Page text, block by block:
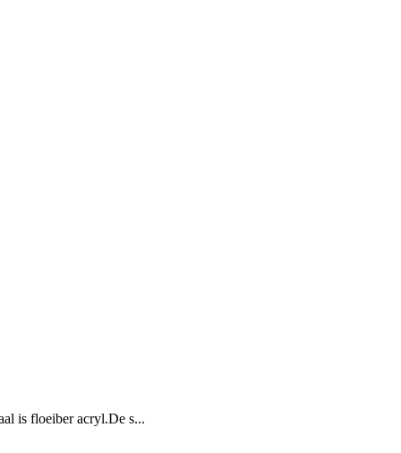
is floeiber acryl.De s...